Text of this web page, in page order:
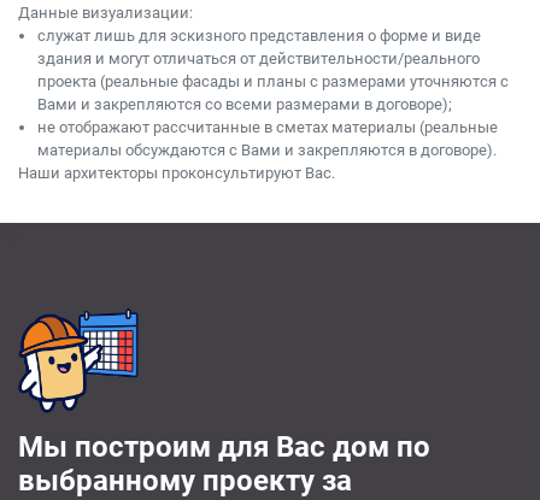
Данные визуализации:
служат лишь для эскизного представления о форме и виде
здания и могут отличаться от действительности/реального
проекта (реальные фасады и планы с размерами уточняются с
Вами и закрепляются со всеми размерами в договоре);
не отображают рассчитанные в сметах материалы (реальные
материалы обсуждаются с Вами и закрепляются в договоре).
Наши архитекторы проконсультируют Вас.
Мы построим для Вас дом по
выбранному проекту за